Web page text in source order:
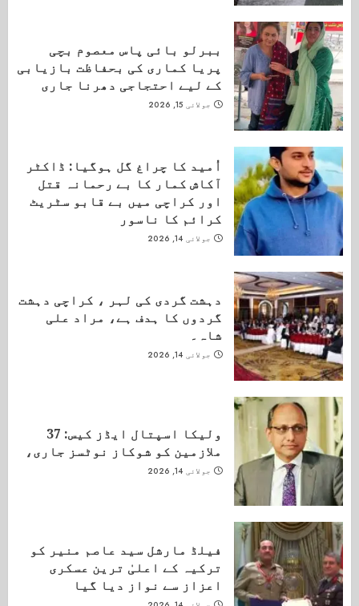
ببرلو بائی پاس معصوم بچی
پریا کماری کی بحفاظت بازیابی
کے لیے احتجاجی دھرنا جاری
جولائی 15, 2026
اُمید کا چراغ گل ہوگیا: ڈاکٹر
آکاش کمار کا بے رحمانہ قتل
اور کراچی میں بے قابو سٹریٹ
کرائم کا ناسور
جولائی 14, 2026
دہشت گردی کی لہر ، کراچی دہشت
گردوں کا ہدف ہے، مراد علی
شاہ۔
جولائی 14, 2026
ولیکا اسپتال ایڈز کیس: 37
ملازمین کو شوکاز نوٹسز جاری،
جولائی 14, 2026
فیلڈ مارشل سید عاصم منیر کو
ترکیہ کے اعلیٰ ترین عسکری
اعزاز سے نواز دیا گیا